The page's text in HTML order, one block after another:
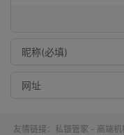
友情链接： 私银管家 - 高端